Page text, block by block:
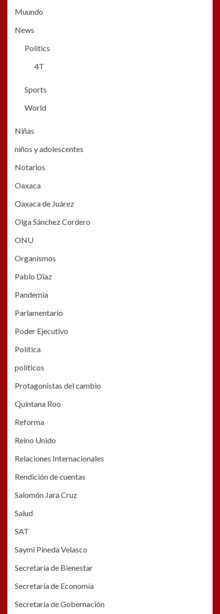
Muundo
News
Politics
4T
Sports
World
Niñas
niños y adolescentes
Notarios
Oaxaca
Oaxaca de Juárez
Olga Sánchez Cordero
ONU
Organismos
Pablo Dïaz
Pandemia
Parlamentario
Poder Ejecutivo
Política
políticos
Protagonistas del cambio
Quintana Roo
Reforma
Reino Unido
Relaciones Internacionales
Rendición de cuentas
Salomón Jara Cruz
Salud
SAT
Saymi Pineda Velasco
Secretaría de Bienestar
Secretaría de Economía
Secretaría de Gobernación